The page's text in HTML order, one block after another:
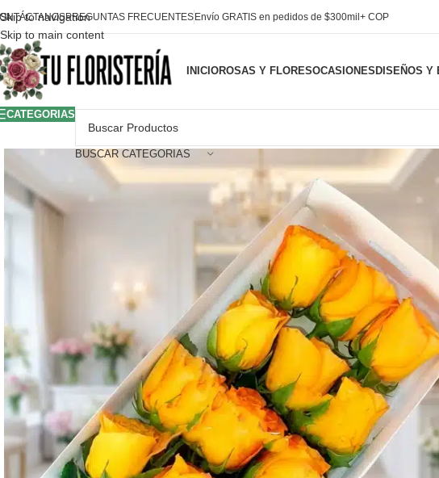
Skip to navigation
Skip to main content
PREGUNTAS FRECUENTESEnvío GRATIS en pedidos de $300mil+ COP
INICIOROSAS Y FLORESOCASIONESDISEÑOS Y
CATEGORIAS
BUSCAR CATEGORIAS